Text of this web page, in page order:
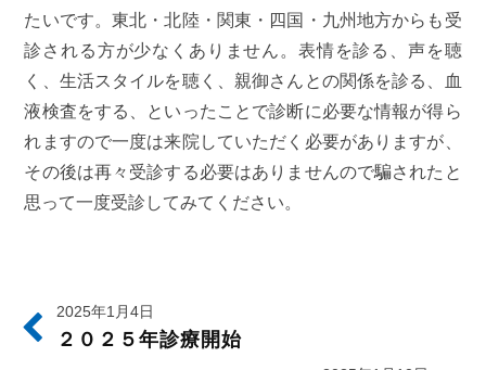
たいです。東北・北陸・関東・四国・九州地方からも受
診される方が少なくありません。表情を診る、声を聴
く、生活スタイルを聴く、親御さんとの関係を診る、血
液検査をする、といったことで診断に必要な情報が得ら
れますので一度は来院していただく必要がありますが、
その後は再々受診する必要はありませんので騙されたと
思って一度受診してみてください。
2025年1月4日
２０２５年診療開始